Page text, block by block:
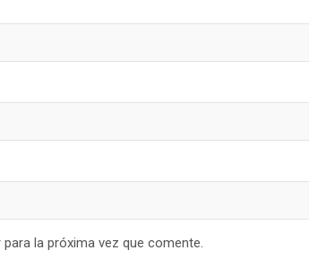
la próxima vez que comente.